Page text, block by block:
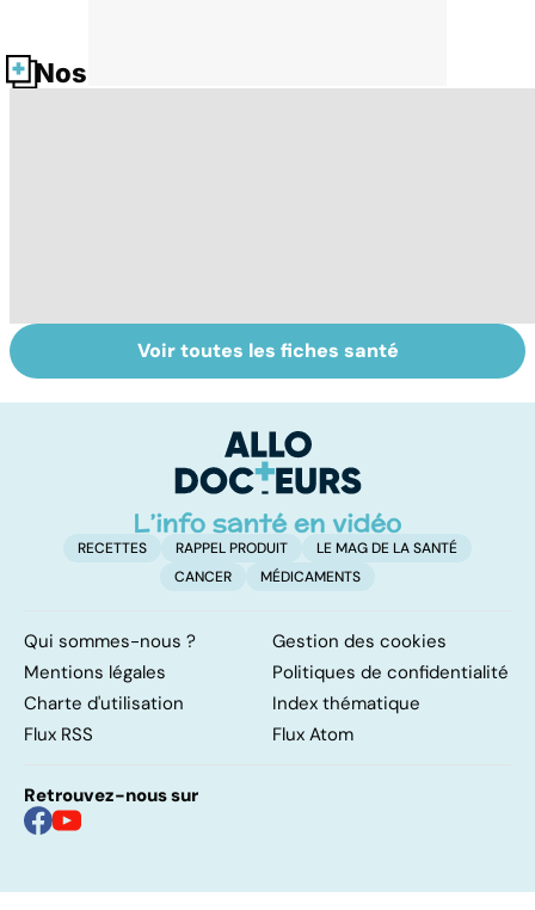
Nos fiches santé
HPV : tout savoir
sur les
Les agrumes et
leurs bienfaits
Voir toutes les fiches santé
RECETTES RAPPEL PRODUIT
LE MAG DE LA SANTÉ
CANCER
MÉDICAMENTS
Qui sommes-nous ?
Gestion des cookies
Mentions légales
Politiques de confidentialité
Charte d'utilisation
Index thématique
Flux RSS
Flux Atom
Retrouvez-nous sur